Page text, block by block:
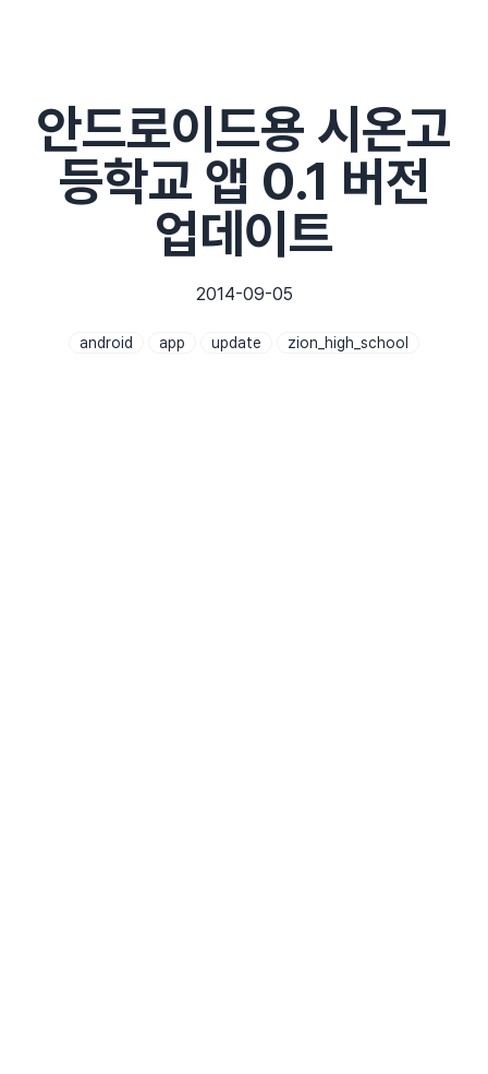
안드로이드용 시온고
등학교 앱 0.1 버전
업데이트
2014-09-05
android app update zion_high_school